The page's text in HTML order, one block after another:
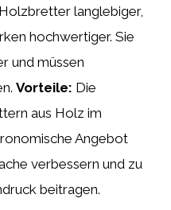
langlebiger,
hochwertiger. Sie
und müssen
Vorteile: Die
aus Holz im
Angebot
verbessern und zu
beitragen.